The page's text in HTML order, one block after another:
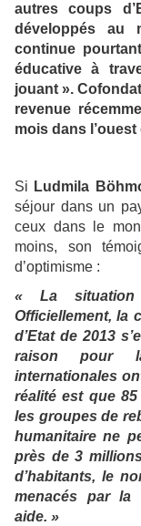
autres coups
développés au
continue
éducative à
jouant ».
revenue
mois dans
Si Ludmila
séjour dans un
ceux dans le
moins, son
d’optimisme :
« La situation
Officiellement, la
d’Etat de 2013
raison pour
internationales
réalité est que
les groupes de
humanitaire ne
près de 3
d’habitants, le
menacés par la
aide. »